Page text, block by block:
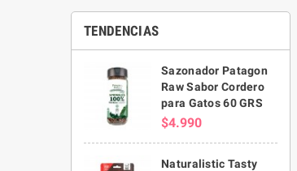
TENDENCIAS
Sazonador Patagon
Raw Sabor Cordero
para Gatos 60 GRS
$4.990
Naturalistic Tasty